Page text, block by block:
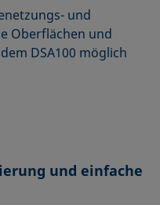
und
Oberflächen und
DSA100 möglich
und einfache